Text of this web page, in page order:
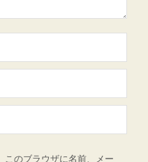
このブラウザに名前、メー